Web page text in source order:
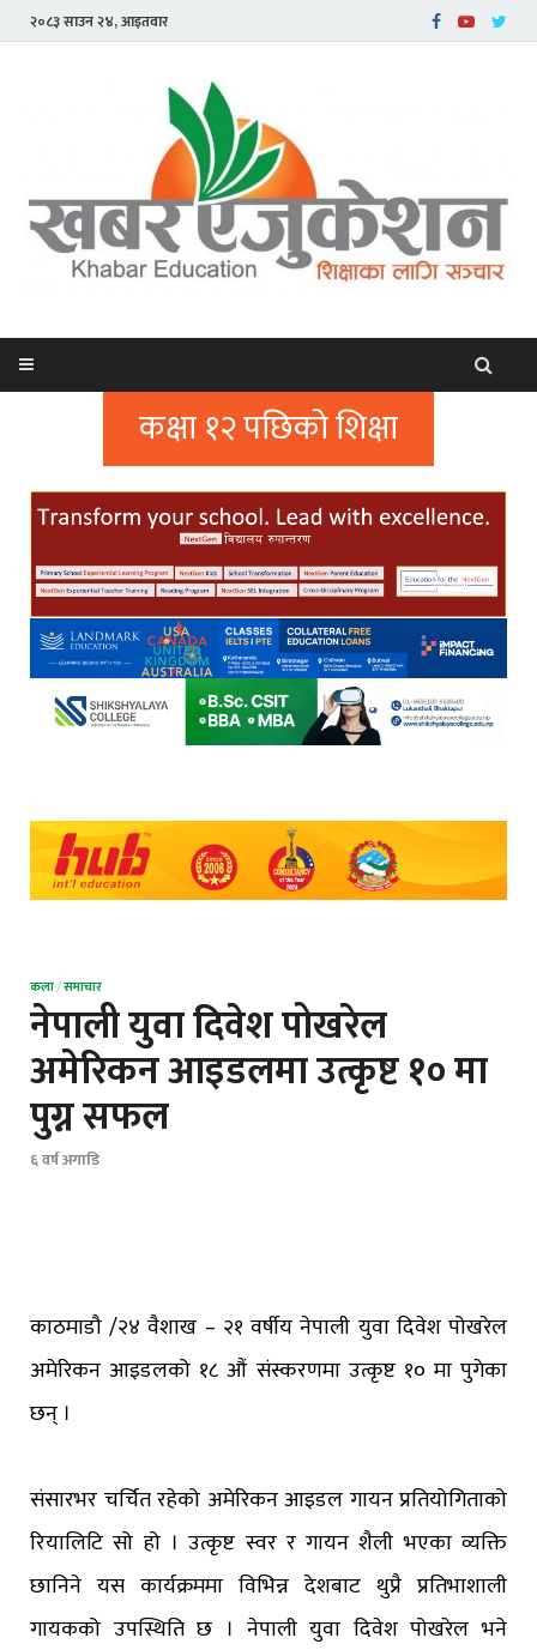
२०८३ साउन २४, आइतवार
कक्षा १२ पछिको शिक्षा
कला/समाचार
नेपाली युवा दिवेश पोखरेल
अमेरिकन आइडलमा उत्कृष्ट १० मा
पुग्न सफल
६ वर्ष अगाडि
काठमाडौ /२४ वैशाख – २१ वर्षीय नेपाली युवा दिवेश पोखरेल
अमेरिकन आइडलको १८ औं संस्करणमा उत्कृष्ट १० मा पुगेका
छन् ।
संसारभर चर्चित रहेको अमेरिकन आइडल गायन प्रतियोगिताको
रियालिटि सो हो । उत्कृष्ट स्वर र गायन शैली भएका व्यक्ति
छानिने यस कार्यक्रममा विभिन्न देशबाट थुप्रै प्रतिभाशाली
गायकको उपस्थिति छ । नेपाली युवा दिवेश पोखरेल भने